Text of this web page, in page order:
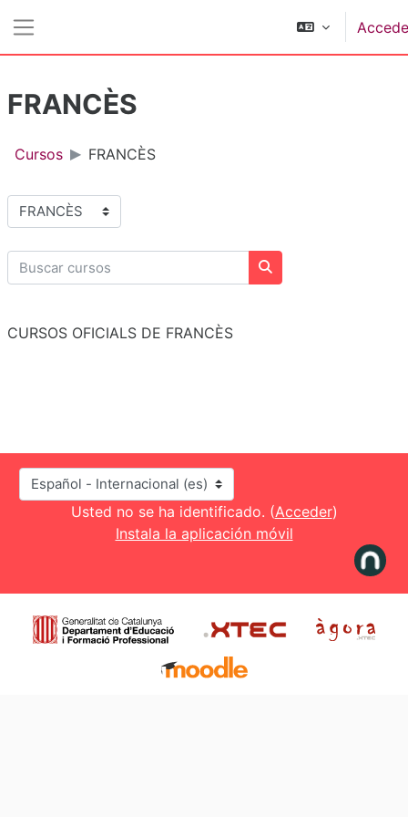
FRANCÈS
Cursos FRANCÈS
Categorías
Buscar cursos
Buscar cursos
CURSOS OFICIALS DE FRANCÈS
Idioma
Usted no se ha identificado. (Acceder)
Instala la aplicación móvil